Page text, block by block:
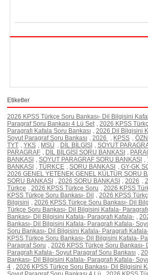
Etiketler
2026 KPSS Türkçe Soru Bankası- Dil Bilgisini
Paragraf Soru Bankası 4 Lü Set , 2026 KPSS
Paragrafı Kafala Soru Bankası , 2026 Dil Bilgisini
Soyut Paragraf Soru Bankası , 2026 , KPSS ,
TYT , YKS , MSÜ , DİL BİLGİSİ , SOYUT
PARAGRAF , DİL BİLGİSİ SORU BANKASI ,
BANKASI , SOYUT PARAGRAF SORU BANKASI ,
BANKASI , TÜRKÇE , SORU BANKASI , GY-GK
2026 GENEL YETENEK GENEL KÜLTÜR SORU
SORU BANKASI , 2026 SORU BANKASI , 2026 ,
Türkçe , 2026 KPSS Türkçe Soru , 2026 KPSS
KPSS Türkçe Soru Bankası- Dil
, 2026 KPSS
Bilgisini , 2026 KPSS Türkçe Soru Bankası- Dil
Türkçe Soru Bankası- Dil Bilgisini Kafala- Paragrafı
Bankası- Dil Bilgisini Kafala- Paragrafı Kafala- ,
Bankası- Dil Bilgisini Kafala- Paragrafı Kafala-
Soru Bankası- Dil Bilgisini Kafala- Paragrafı
KPSS Türkçe Soru Bankası- Dil Bilgisini Kafala-
Paragraf Soru , 2026 KPSS Türkçe Soru
Paragrafı Kafala- Soyut Paragraf Soru Bankası ,
Bankası- Dil Bilgisini Kafala- Paragrafı Kafala-
4 , 2026 KPSS Türkçe Soru Bankası- Dil Bilgisini